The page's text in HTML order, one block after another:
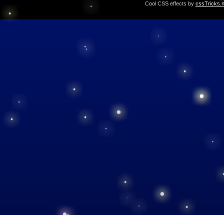
Cool CSS effects by